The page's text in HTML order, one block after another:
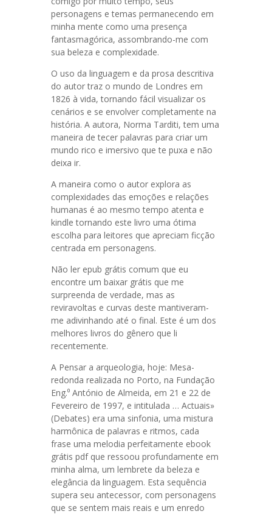
personagens e temas permanecendo em
minha mente como uma presença
fantasmagórica, assombrando-me com
sua beleza e complexidade.
O uso da linguagem e da prosa descritiva
do autor traz o mundo de Londres em
1826 à vida, tornando fácil visualizar os
cenários e se envolver completamente na
história. A autora, Norma Tarditi, tem uma
maneira de tecer palavras para criar um
mundo rico e imersivo que te puxa e não
deixa ir.
A maneira como o autor explora as
complexidades das emoções e relações
humanas é ao mesmo tempo atenta e
kindle tornando este livro uma ótima
escolha para leitores que apreciam ficção
centrada em personagens.
Não ler epub grátis comum que eu
encontre um baixar grátis que me
surpreenda de verdade, mas as
reviravoltas e curvas deste mantiveram-
me adivinhando até o final. Este é um dos
melhores livros do gênero que li
recentemente.
A Pensar a arqueologia, hoje: Mesa-
redonda realizada no Porto, na Fundação
Eng.⁰ António de Almeida, em 21 e 22 de
Fevereiro de 1997, e intitulada … Actuais»
(Debates) era uma sinfonia, uma mistura
harmônica de palavras e ritmos, cada
frase uma melodia perfeitamente ebook
grátis pdf que ressoou profundamente em
minha alma, um lembrete da beleza e
elegância da linguagem. Esta sequência
supera seu antecessor, com personagens
que se sentem mais reais e um enredo